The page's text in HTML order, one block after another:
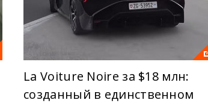
La Voiture Noire за $18 млн:
созданный в единственном